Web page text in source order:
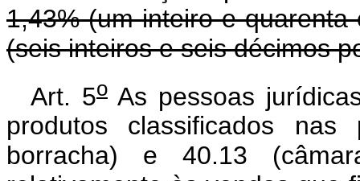
1,43% (um inteiro e
(seis inteiros e seis décimos
Art. 5o As pessoas
produtos classificados
borracha) e 40.13